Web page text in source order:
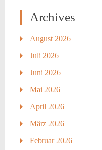
Archives
August 2026
Juli 2026
Juni 2026
Mai 2026
April 2026
März 2026
Februar 2026